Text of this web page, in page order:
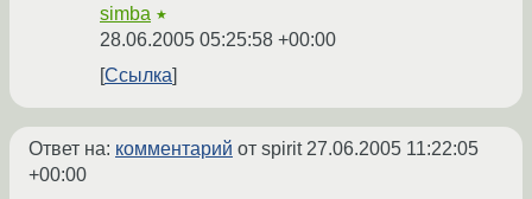
simba ★
28.06.2005 05:25:58 +00:00
Ссылка
Ответ на: комментарий от spirit27.06.2005 11:22:05
+00:00